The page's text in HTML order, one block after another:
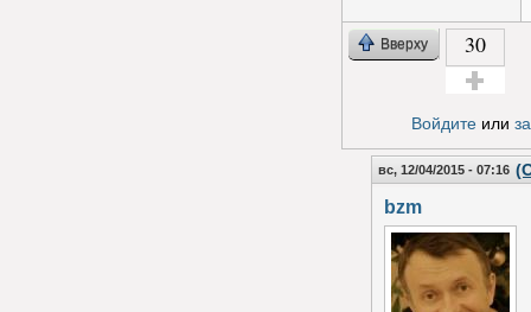
Вверху 30
Войдитеили
вс, 12/04/2015 - 07:16
bzm